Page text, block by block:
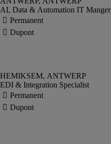
AI, Data & Automation IT Manger
EDI & Integration Specialist